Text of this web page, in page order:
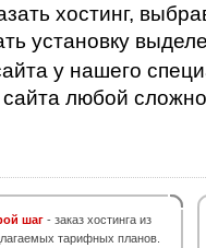
хостинг,
установку
у нашего
любой
шаг - заказ хостинга из
тарифных планов.